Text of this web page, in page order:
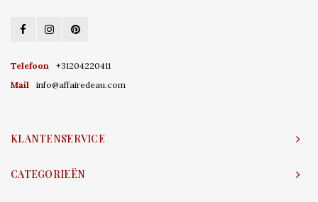
Telefoon
+31204220411
Mail
info@affairedeau.com
KLANTENSERVICE
CATEGORIEËN